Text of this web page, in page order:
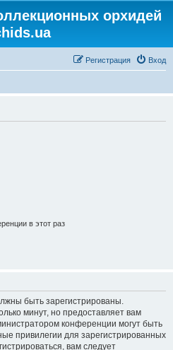
орхидей
Вход
Регистрация
в этот раз
быть зарегистрированы.
минут, но предоставляет вам
конференции могут быть
привилегии для зарегистрированных
вам следует